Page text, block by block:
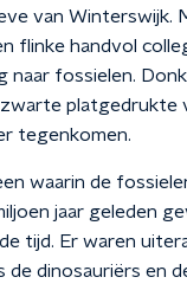
van Winterswijk.
flinke handvol
naar fossielen.
platgedrukte
tegenkomen.
waarin de
jaar geleden
tijd. Er waren
de dinosauriërs en